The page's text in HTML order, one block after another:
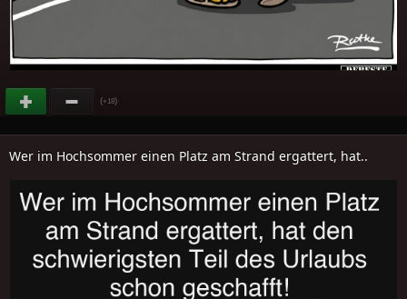
(+18)
Wer im Hochsommer einen Platz am Strand ergattert, hat..